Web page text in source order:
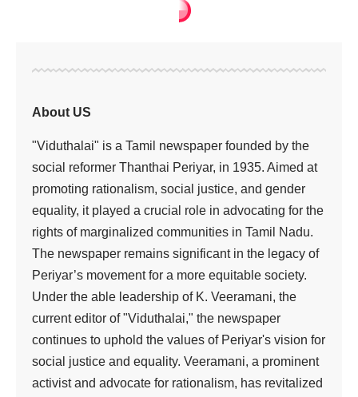
About US
"Viduthalai" is a Tamil newspaper founded by the
social reformer Thanthai Periyar, in 1935. Aimed at
promoting rationalism, social justice, and gender
equality, it played a crucial role in advocating for the
rights of marginalized communities in Tamil Nadu.
The newspaper remains significant in the legacy of
Periyar’s movement for a more equitable society.
Under the able leadership of K. Veeramani, the
current editor of "Viduthalai," the newspaper
continues to uphold the values of Periyar's vision for
social justice and equality. Veeramani, a prominent
activist and advocate for rationalism, has revitalized